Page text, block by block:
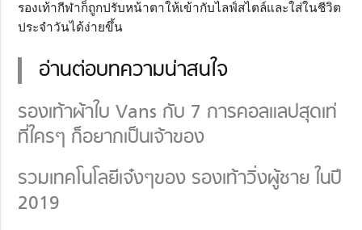
รองเท้ากีฬาก็ถูกปรับหน้าตาให้เข้ากับไลฟ์สไตล์และใส่ในชีวิต
ประจำวันได้ง่ายขึ้น
อ่านต่อบทความน่าสนใจ
รองเท้าผ้าใบ Vans กับ 7 การคอลแลปสุดเท่
ที่ใครๆ ก็อยากเป็นเจ้าของ
รวมเทคโนโลยีเจ๋งๆของ รองเท้าวิ่งผู้ชาย ในปี
2019